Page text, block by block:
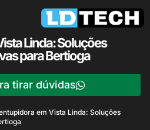
Linda: Soluções
para Bertioga
tirar dúvidas
em Vista Linda: Soluções